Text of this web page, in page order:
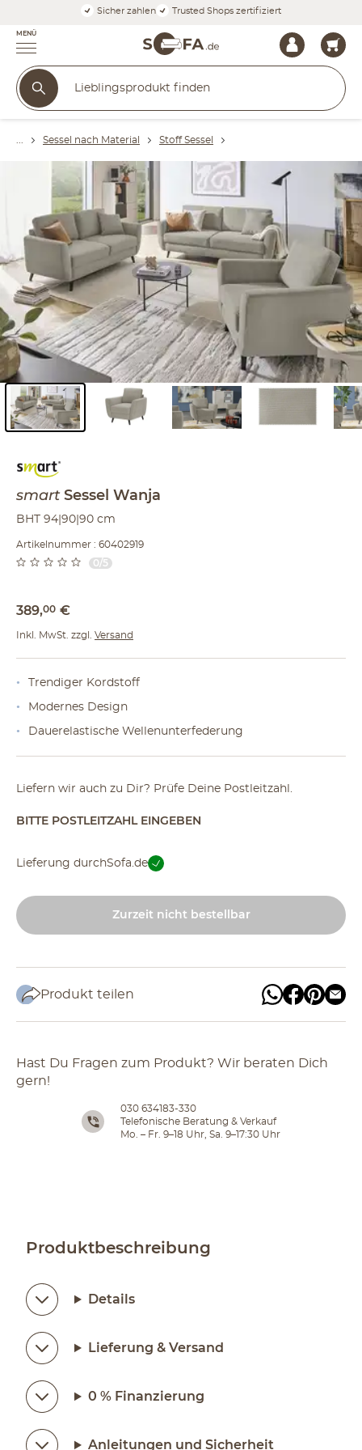
Sicher zahlen Trusted Shops zertifiziert
MENÜ
Sessel nach Material Stoff Sessel
smart Sessel Wanja
BHT 94|90|90 cm
Artikelnummer : 60402919
0/5
389,00 €
Inkl. MwSt. zzgl. Versand
Trendiger Kordstoff
Modernes Design
Dauerelastische Wellenunterfederung
Liefern wir auch zu Dir? Prüfe Deine Postleitzahl.
BITTE POSTLEITZAHL EINGEBEN
Lieferung durchSofa.de
Zurzeit nicht bestellbar
Produkt teilen
Hast Du Fragen zum Produkt? Wir beraten Dich
gern!
030 634183-330
Telefonische Beratung & Verkauf
Mo. – Fr. 9–18 Uhr, Sa. 9–17:30 Uhr
Produktbeschreibung
Details
Lieferung & Versand
0 % Finanzierung
Anleitungen und Sicherheit